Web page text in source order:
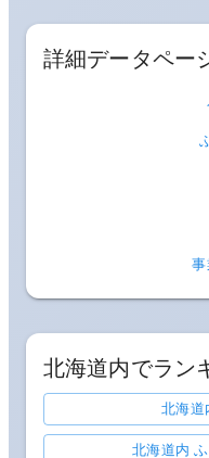
詳細データペー
事
北海道内でラン
北海道
北海道内